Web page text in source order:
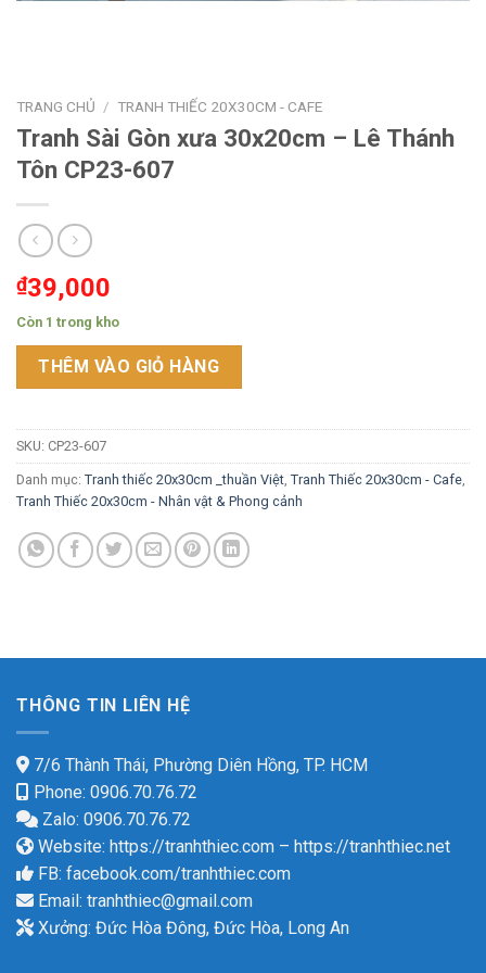
TRANG CHỦ / TRANH THIẾC 20X30CM - CAFE
Tranh Sài Gòn xưa 30x20cm – Lê Thánh
Tôn CP23-607
₫39,000
Còn 1 trong kho
THÊM VÀO GIỎ HÀNG
SKU: CP23-607
Danh mục: Tranh thiếc 20x30cm _thuần Việt, Tranh Thiếc 20x30cm - Cafe,
Tranh Thiếc 20x30cm - Nhân vật & Phong cảnh
THÔNG TIN LIÊN HỆ
7/6 Thành Thái, Phường Diên Hồng, TP. HCM
Phone: 0906.70.76.72
Zalo: 0906.70.76.72
Website: https://tranhthiec.com – https://tranhthiec.net
FB: facebook.com/tranhthiec.com
Email: tranhthiec@gmail.com
Xưởng: Đức Hòa Đông, Đức Hòa, Long An